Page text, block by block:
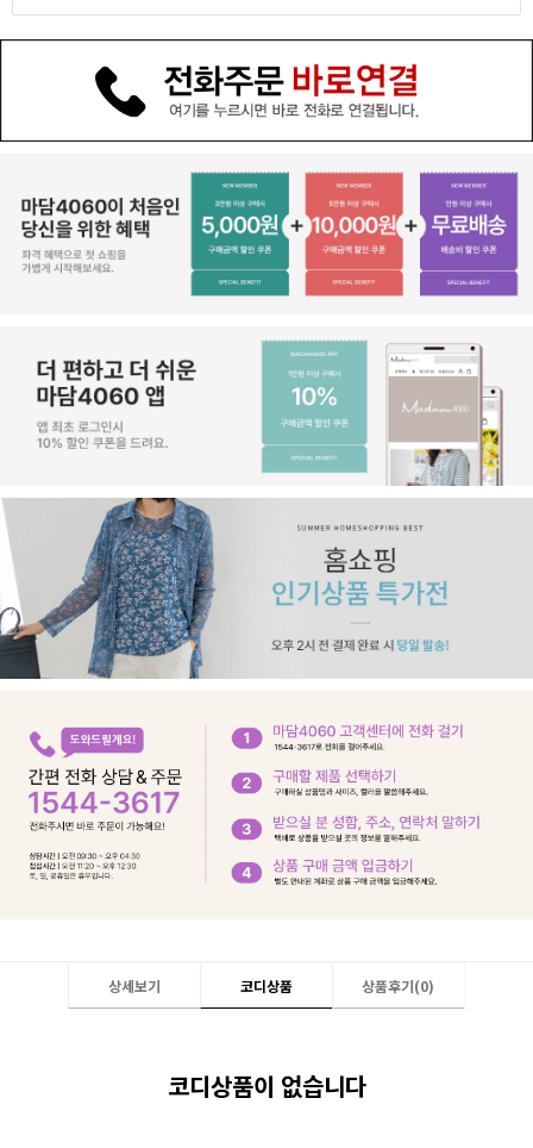
상세보기 코디상품 상품후기(0)
코디상품이 없습니다